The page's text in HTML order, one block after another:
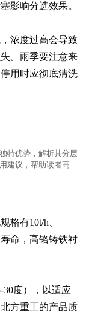
影响分选效果。
浓度过高会导致
。雨季要注意来
用时应彻底清洗
特优势，解析其分层
建议，帮助读者高效
格有10t/h、
命，高铬铸铁衬
度），以适应
方重工的产品质